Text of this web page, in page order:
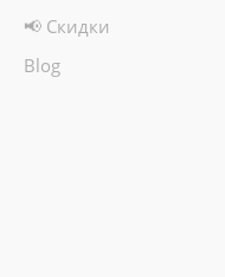
📢 Скидки
Blog